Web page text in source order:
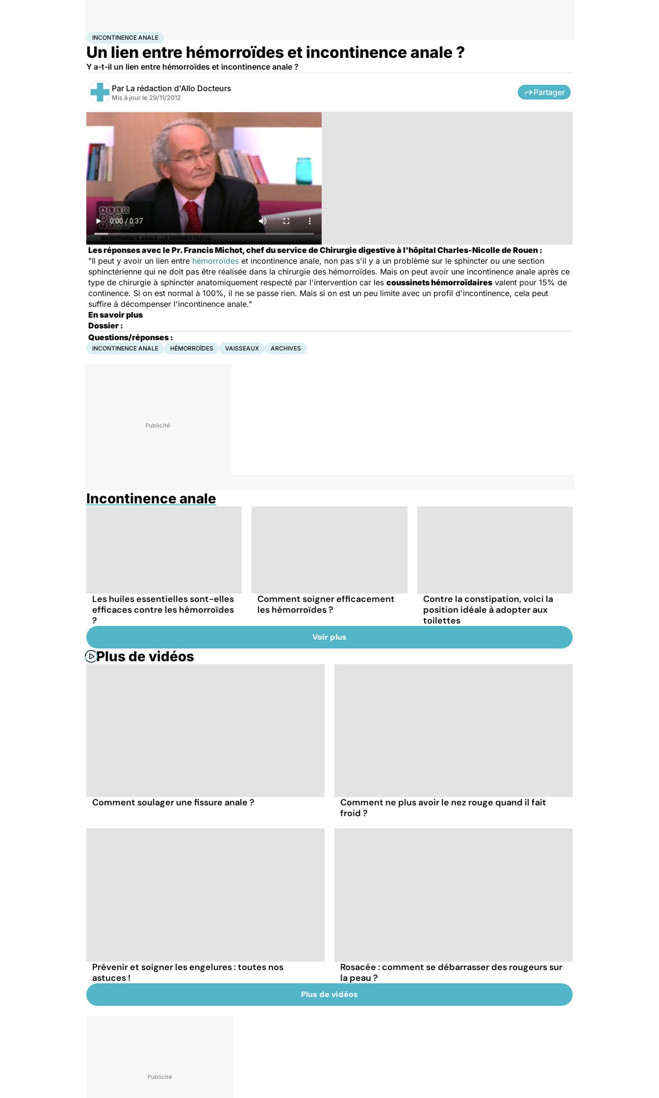
AccueilSantéIncontinence anale
INCONTINENCE ANALE
Un lien entre hémorroïdes et incontinence anale ?
Y a-t-il un lien entre hémorroïdes et incontinence anale ?
Par La rédaction d'Allo Docteurs
Mis à jour le 29/11/2012
Partager
Les réponses avec le Pr. Francis Michot, chef du service de Chirurgie digestive à l'hôpital Charles-Nicolle de Rouen :
"Il peut y avoir un lien entre hémorroïdes et incontinence anale, non pas s'il y a un problème sur le sphincter ou une section
sphinctérienne qui ne doit pas être réalisée dans la chirurgie des hémorroïdes. Mais on peut avoir une incontinence anale après ce
type de chirurgie à sphincter anatomiquement respecté par l'intervention car les coussinets hémorroïdaires valent pour 15% de
continence. Si on est normal à 100%, il ne se passe rien. Mais si on est un peu limite avec un profil d'incontinence, cela peut
suffire à décompenser l'incontinence anale."
En savoir plus
Dossier :
Questions/réponses :
INCONTINENCE ANALE HÉMORROÏDES VAISSEAUX ARCHIVES
Incontinence anale
Les huiles essentielles sont-elles
efficaces contre les hémorroïdes
?
Comment soigner efficacement
les hémorroïdes ?
Contre la constipation, voici la
position idéale à adopter aux
toilettes
Voir plus
Plus de vidéos
Comment soulager une fissure anale ?
Comment ne plus avoir le nez rouge quand il fait
froid ?
Prévenir et soigner les engelures : toutes nos
astuces !
Rosacée : comment se débarrasser des rougeurs sur
la peau ?
Plus de vidéos